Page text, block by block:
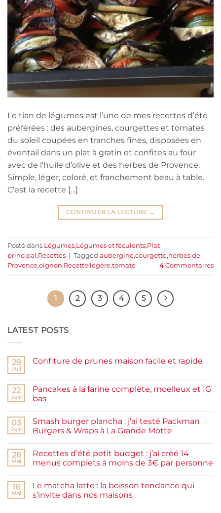
Le tian de légumes est l’une de mes recettes d’été
préférées : des aubergines, courgettes et tomates
du soleil coupées en tranches fines, disposées en
éventail dans un plat à gratin et confites au four
avec de l’huile d’olive et des herbes de Provence.
Simple, léger, coloré, et franchement beau à table.
C’est la recette […]
CONTINUER LA LECTURE →
Posté dans Légumes,Légumes et féculents,Plat
principal,Recettes | Tagged aubergine,courgette,herbes de
Provence,oignon,Recette légère,tomate 4 Commentaires
1 2 3 4 5
LATEST POSTS
29
Juil
Confiture de prunes maison facile et rapide
Confiture
de
prunes
et
rapide
22
Juin
Pancakes à la farine complète, moelleux et IG
bas
sur
Pancakes
à
complète,
moelleux
et
03
Juin
Smash burger plancha : j’ai testé Packman
Burgers & Wraps à La Grande Motte
sur
Smash
burger
testé
Packman
Burgers &
26
Mai
Recettes d’été petit budget : j’ai créé 14
menus complets à moins de 3€ par personne
sur
Recettes
d’été
16
Mai
Le matcha latte : la boisson tendance qui
s’invite dans nos maisons